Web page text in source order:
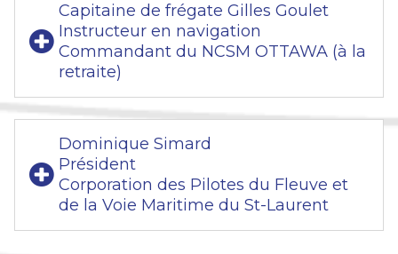
Capitaine de frégate Gilles Goulet
Instructeur en navigation
Commandant du NCSM OTTAWA (à la
retraite)
Dominique Simard
Président
Corporation des Pilotes du Fleuve et
de la Voie Maritime du St-Laurent